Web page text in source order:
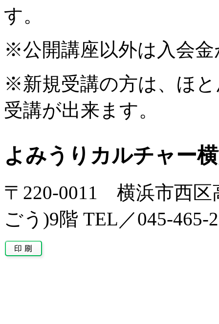
す。
※公開講座以外は入会
※新規受講の方は、ほ
受講が出来ます。
よみうりカルチャー
〒220-0011 横浜市西区
ごう)9階 TEL／045-465-